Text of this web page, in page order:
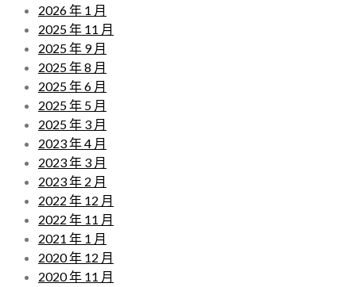
2026 年 1 月
2025 年 11 月
2025 年 9 月
2025 年 8 月
2025 年 6 月
2025 年 5 月
2025 年 3 月
2023 年 4 月
2023 年 3 月
2023 年 2 月
2022 年 12 月
2022 年 11 月
2021 年 1 月
2020 年 12 月
2020 年 11 月